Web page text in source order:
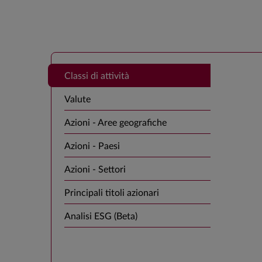
Classi di attività
Valute
Azioni - Aree geografiche
Azioni - Paesi
Azioni - Settori
Principali titoli azionari
Analisi ESG (Beta)